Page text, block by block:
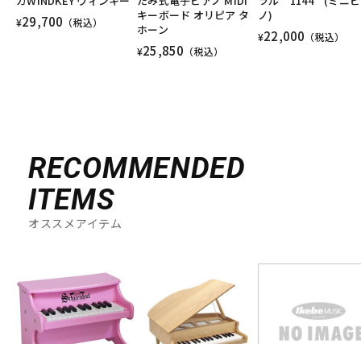
¥29,700 （税込）
キーボード オリピア タ
ホーン
¥25,850 （税込）
ノ)
¥22,000 （税込）
RECOMMENDED
ITEMS
オススメアイテム